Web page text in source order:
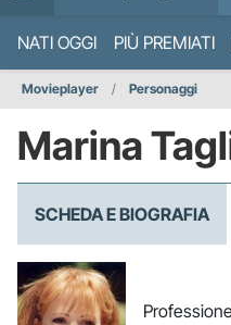
NATI OGGI PIÙ PREMIATI
Movieplayer Personaggi
Marina
SCHEDA E BIOGRAFIA